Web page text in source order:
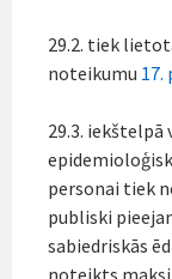
29.2. tiek
noteikumu 17.
29.3.
personai tiek
publiski
sabiedriskās
noteikts